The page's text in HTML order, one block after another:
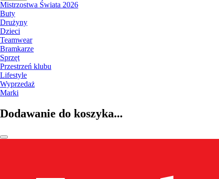
Mistrzostwa Świata 2026
Buty
Drużyny
Dzieci
Teamwear
Bramkarze
Sprzęt
Przestrzeń klubu
Lifestyle
Wyprzedaż
Marki
Dodawanie do koszyka...